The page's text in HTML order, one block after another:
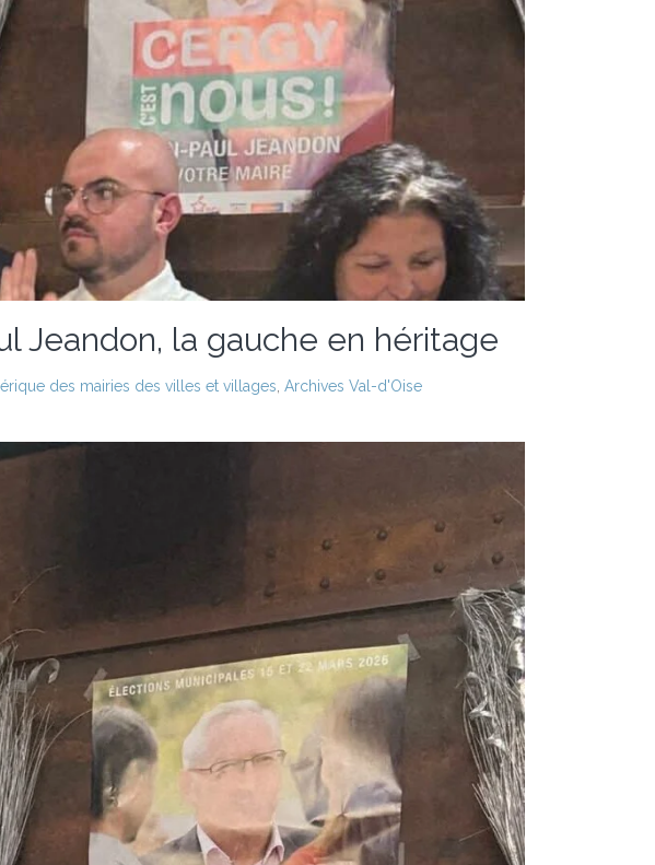
Jeandon, la gauche en héritage
des mairies des villes et villages, Archives Val-d'Oise